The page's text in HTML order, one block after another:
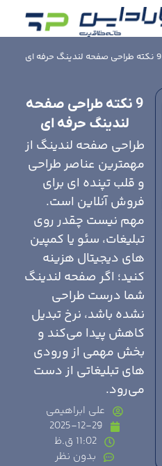
9 نکته طراحی صفحه لندینگ حرفه ای
9 نکته طراحی صفحه
لندینگ حرفه ای
طراحی صفحه لندینگ از
مهمترین عناصر طراحی
و قلب تپنده ای برای
فروش آنلاین است.
مهم نیست چقدر روی
تبلیغات، سئو یا کمپین
های دیجیتال هزینه
کنید؛ اگر صفحه لندینگ
شما درست طراحی
نشده باشد، نرخ تبدیل
کاهش پیدا می‌کند و
بخش مهمی از ورودی
های تبلیغاتی از دست
می‌رود.
علی ابراهیمی
2025-12-29
11:02 ق.ظ
بدون نظر